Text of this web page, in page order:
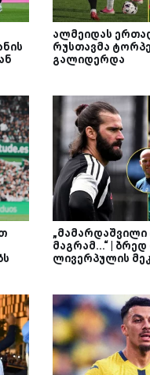
ალმეიდას
რუსთავმა
გალიდერდა
მაგრამ...“ |
ლივერპულის